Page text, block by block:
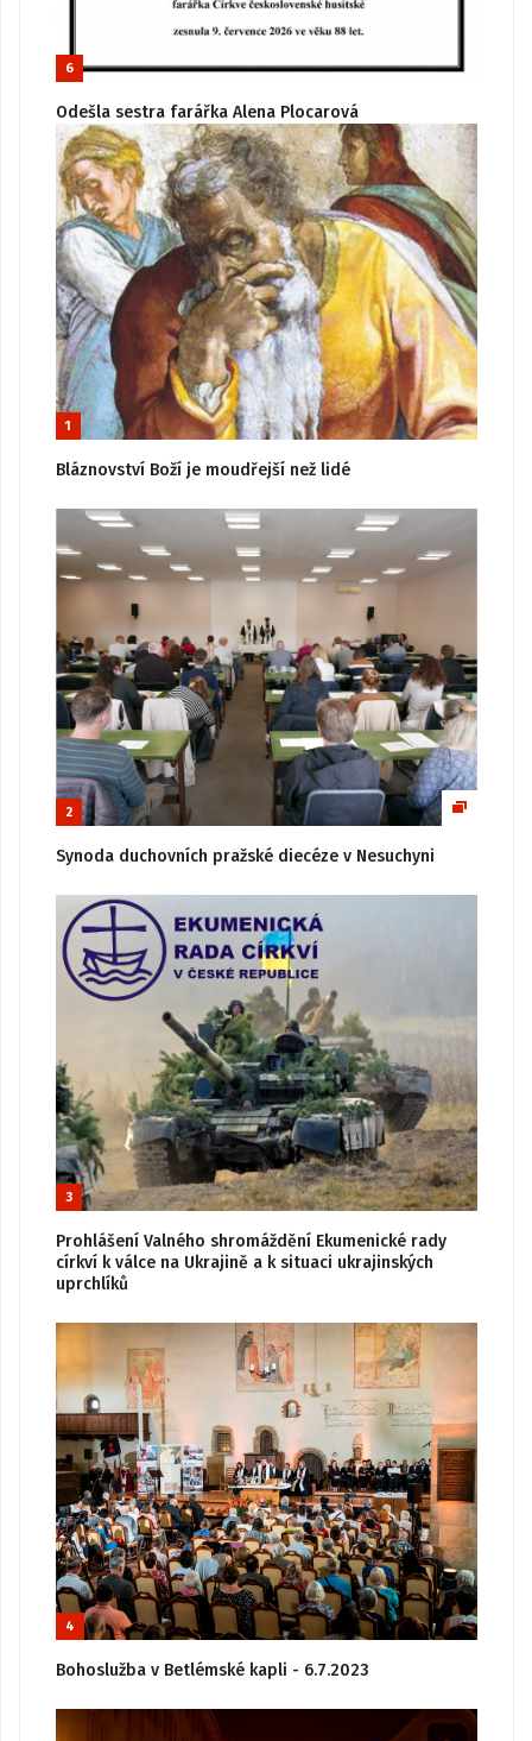
6
Odešla sestra farářka Alena Plocarová
1
Bláznovství Boží je moudřejší než lidé
2
Synoda duchovních pražské diecéze v Nesuchyni
3
Prohlášení Valného shromáždění Ekumenické rady
církví k válce na Ukrajině a k situaci ukrajinských
uprchlíků
4
Bohoslužba v Betlémské kapli - 6.7.2023